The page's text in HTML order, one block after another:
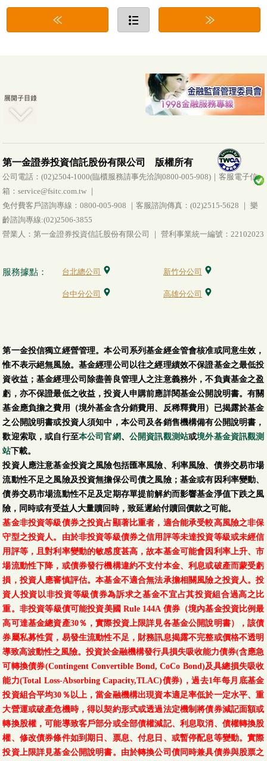
第一金證券投資信託股份有限公司 版權所有
公司電話：(02)2504-1000(臨櫃服務請事先洽詢0800-005-908)｜客服電子信
箱：service@fsitc.com.tw ｜
免付費客戶諮詢專線：0800-005-908 ｜客服諮詢傳真：(02)2515-5628 ｜ 樂
齡諮詢專線:(02)2506-3855
營業人：第一金證券投資信託股份有限公司 ｜ 營利事業統一編號：22102023
服務據點： 台北總公司 新竹分公司
台中分公司 高雄分公司
第一金投信獨立經營管理。本公司系列基金經金管會核准或同意生效，
惟不表示絕無風險。基金經理公司以往之經理績效不保證基金之最低投
資收益；基金經理公司除盡善良管理人之注意義務外，不負責基金之盈
虧，亦不保證最低之收益，投資人申購前應詳閱基金公開說明書。有關
基金應負擔之費用（境外基金含分銷費用、反稀釋費用）已揭露於基金
之公開說明書或投資人須知中，本公司及各銷售機構備有公開說明書，
歡迎索取，或自行至本公司官網、 公開資訊觀測站或境外基金資訊觀測
站下載。
投資人應注意基金投資之風險包括匯率風險、利率風險、債券交易市場
流動性不足之風險及投資無擔保公司債之風險；基金或有因利率變動、
債券交易市場流動性不足及定期存單提前解約而影響基金淨值下跌之風
險，同時或有受益人大量贖回時，致延遲給付贖回價款之可能。
基金非投資等級債券之投資占顯著比重者，適合能承受較高風險之非保
守型之投資人。由於非投資等級債券之信用評等未達投資等級或未經信
用評等，且對利率變動的敏感度甚高，故本基金可能會因利率上升、市
場流動性下降，或債券發行機構違約不支付本金、利息或破產而蒙受虧
損，投資人應審慎評估。本基金不適合無法承擔相關風險之投資人。投
資人投資以非投資等級債券為訴求之基金不宜占其投資組合過高之比
重。非投資等級債可能投資美國 Rule 144A 債券（境內基金投資比例最
高可達基金總資產30％，實際投資上限詳見各基金公開說明書），該債
券屬私募性質，易發生流動性不足，財務訊息揭露不完整或價格不透明
導致高波動性之風險。投資於金融機構發行具損失吸收能力債券(含應急
可轉換債券(Contingent Convertible Bond, CoCo Bond)及具總損失吸收
能力(Total Loss-Absorbing Capacity,TLAC)債券)，過去1年每月底基金
投資組合平均30％以上，當金融機構出現資本適足率低於一定水平、重
大營運或破產危機時，得以契約形式或透過法定機制將債券減記面額或
轉換股權，可能導致客戶部分或全部債權減記、利息取消、債權轉換股
權、修改債券條件如到期日、票息、付息日、或暫停配息等變動。實際
投資上限詳見基金公開說明書。由於轉換公司債同時兼具債券與股票之